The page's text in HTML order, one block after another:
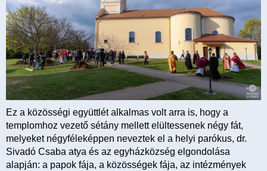
Ez a közösségi együttlét alkalmas volt arra is, hogy a
templomhoz vezető sétány mellett elültessenek négy fát,
melyeket négyféleképpen neveztek el a helyi parókus, dr.
Sivadó Csaba atya és az egyházközség elgondolása
alapján: a papok fája, a közösségek fája, az intézmények